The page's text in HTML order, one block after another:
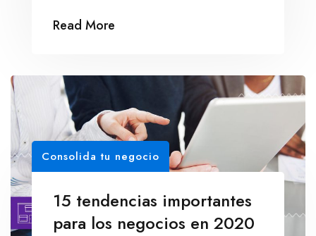
Read More
Consolida tu negocio
15 tendencias importantes
para los negocios en 2020